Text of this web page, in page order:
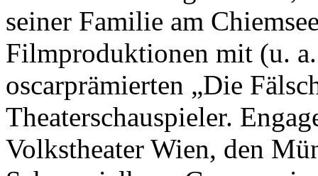
seiner Familie am
Filmproduktionen mit (u.
oscarprämierten „Die
Theaterschauspieler.
Volkstheater Wien, den